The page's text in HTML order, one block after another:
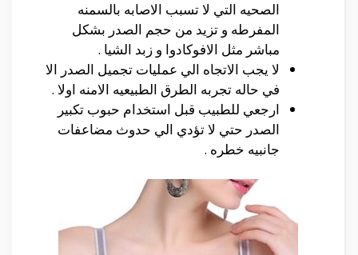
الصحيه التي لا تسبب الاصابه بالسمنه
المفرطه و تزيد من حجم الصدر بشكل
مباشر مثل الافوكادوا و زبد الشيا .
لا يجب الاتجاه الي عمليات تجميل الصدر الا
في حاله تجربه الطرق الطبيعيه الامنه اولا .
ارجعي للطبيب قبل استخدام حبوب تكبير
الصدر حتي لا تؤدي الي حدوث مضاعفات
جانبيه خطره .